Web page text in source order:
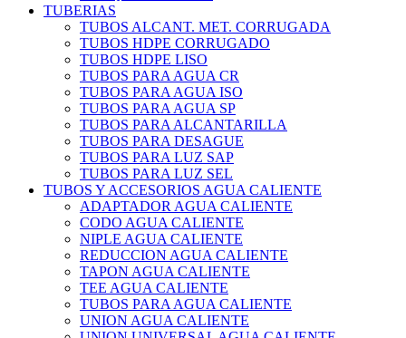
TUBERIAS
TUBOS ALCANT. MET. CORRUGADA
TUBOS HDPE CORRUGADO
TUBOS HDPE LISO
TUBOS PARA AGUA CR
TUBOS PARA AGUA ISO
TUBOS PARA AGUA SP
TUBOS PARA ALCANTARILLA
TUBOS PARA DESAGUE
TUBOS PARA LUZ SAP
TUBOS PARA LUZ SEL
TUBOS Y ACCESORIOS AGUA CALIENTE
ADAPTADOR AGUA CALIENTE
CODO AGUA CALIENTE
NIPLE AGUA CALIENTE
REDUCCION AGUA CALIENTE
TAPON AGUA CALIENTE
TEE AGUA CALIENTE
TUBOS PARA AGUA CALIENTE
UNION AGUA CALIENTE